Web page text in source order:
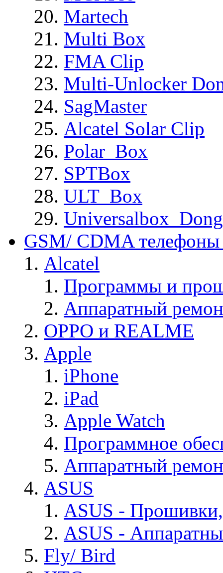
Martech
Multi Box
FMA Clip
Multi-Unlocker
SagMaster
Alcatel Solar Clip
Polar_Box
SPTBox
ULT_Box
GSM/ CDMA
Alcatel
Программы и
Аппаратный
OPPO и REALME
Apple
iPhone
iPad
Apple Watch
Программное
Аппаратный
ASUS
ASUS -
ASUS -
Fly/ Bird